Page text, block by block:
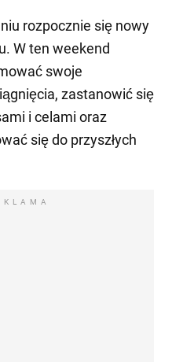
rozpocznie się nowy
W ten weekend
swoje
zastanowić się
i celami oraz
się do przyszłych